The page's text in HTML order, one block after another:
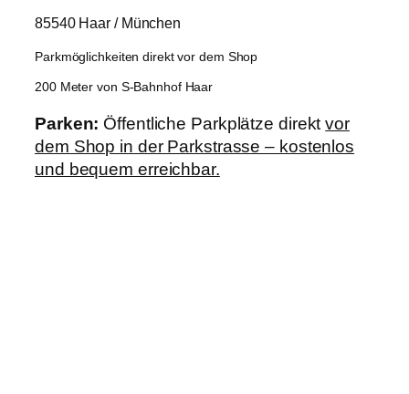
85540 Haar / München
Parkmöglichkeiten direkt vor dem Shop
200 Meter von S-Bahnhof Haar
Parken: Öffentliche Parkplätze direktvor
dem Shop in der Parkstrasse – kostenlos
und bequem erreichbar.